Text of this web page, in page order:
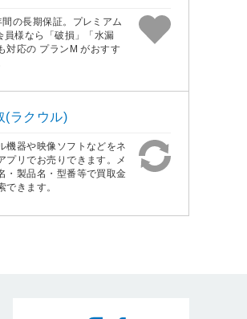
の長期保証。プレミアム
員様なら「破損」「水漏
対応の プランM がおすす
(ラクウル)
機器や映像ソフトなどをネ
プリでお売りできます。メ
・製品名・型番等で買取金
できます。